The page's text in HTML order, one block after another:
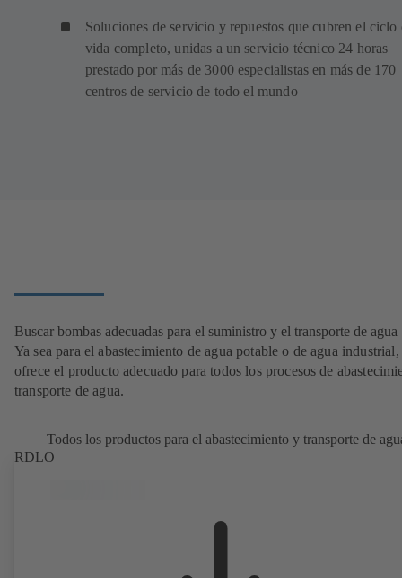
Soluciones de servicio y repuestos que cubren el ciclo
vida completo, unidas a un servicio técnico 24 horas
prestado por más de 3000 especialistas en más de 170
centros de servicio de todo el mundo
Buscar bombas adecuadas para el suministro y el transporte de agua
Ya sea para el abastecimiento de agua potable o de agua
ofrece el producto adecuado para todos los procesos de
transporte de agua.
Todos los productos para el abastecimiento y transporte de
RDLO